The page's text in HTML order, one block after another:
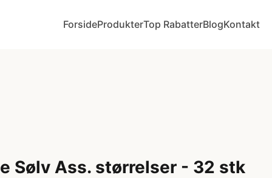
ForsideProdukterTop RabatterBlogKontakt
Sølv Ass. størrelser - 32 stk